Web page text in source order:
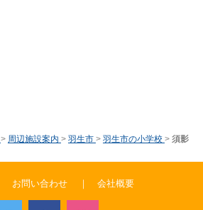
> 周辺施設案内 > 羽生市 > 羽生市の小学校 > 須影
お問い合わせ ｜ 会社概要